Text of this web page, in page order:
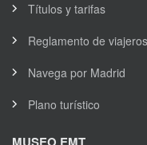
Títulos y tarifas
Reglamento de viajeros
Navega por Madrid
Plano turístico